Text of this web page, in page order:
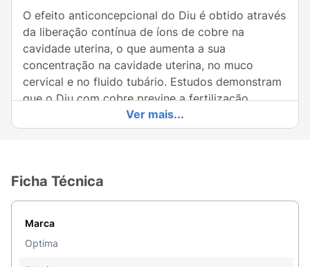
O efeito anticoncepcional do Diu é obtido através
da liberação contínua de íons de cobre na
cavidade uterina, o que aumenta a sua
concentração na cavidade uterina, no muco
cervical e no fluido tubário. Estudos demonstram
que o Diu com cobre previne a fertilização,
reduzindo o número e viabilidade dos
espermatozóides que chegam à porção ampular
dificulta a movimentação do óvulo em direção ao
útero.
Indicado para úteros normais com histerometría
de 6 a 9 cm.
Ver mais...
Ficha Técnica
Marca
Optima